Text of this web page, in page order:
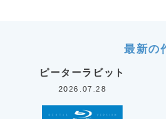
最新の
ピーターラビット
2026.07.28